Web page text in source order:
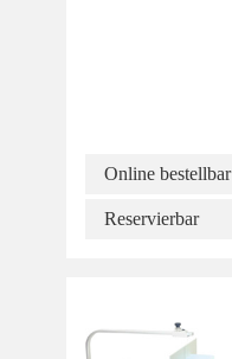
Online bestellbar
Reservierbar